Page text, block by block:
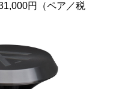
円（ペア／税